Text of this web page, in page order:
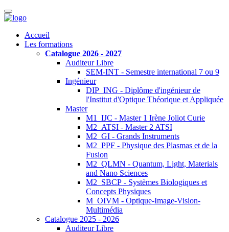
Accueil
Les formations
Catalogue 2026 - 2027
Auditeur Libre
SEM-INT - Semestre international 7 ou 9
Ingénieur
DIP_ING - Diplôme d'ingénieur de
l'Institut d'Optique Théorique et Appliquée
Master
M1_IJC - Master 1 Irène Joliot Curie
M2_ATSI - Master 2 ATSI
M2_GI - Grands Instruments
M2_PPF - Physique des Plasmas et de la
Fusion
M2_QLMN - Quantum, Light, Materials
and Nano Sciences
M2_SBCP - Systèmes Biologiques et
Concepts Physiques
M_OIVM - Optique-Image-Vision-
Multimédia
Catalogue 2025 - 2026
Auditeur Libre